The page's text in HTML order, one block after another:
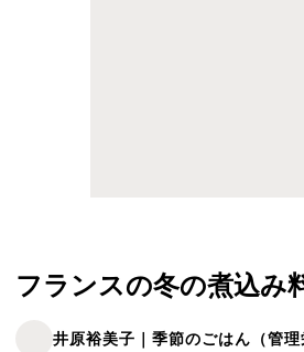
フランスの冬の煮込み
井原裕美子｜季節のごはん（管理